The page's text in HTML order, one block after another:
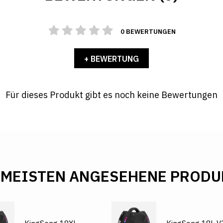
0 BEWERTUNGEN
+ BEWERTUNG
Für dieses Produkt gibt es noch keine Bewertungen
ANGESEHENE